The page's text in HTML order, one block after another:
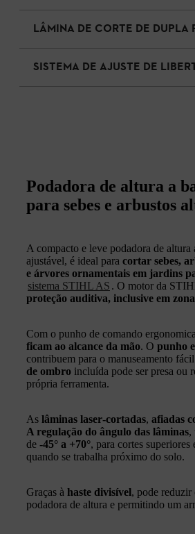
LÂMINA DE CORTE DE DUPLA
SISTEMA DE AJUSTE DE
Podadora de altura a
para sebes e arbustos
A compacto e leve podadora de
ajustável, é ideal para cortar sebes,
e árvores ornamentais em jardins
sistema STIHL AS . O motor da
proteção auditiva, inclusive em
Com o punho de comando
ficam ao alcance da mão. O punho
contribuem para o manuseamento
de ombro incluída pode ser presa ou
própria ferramenta.
As lâminas laser‑cortadas, afiadas
A regulação do ângulo das lâminas,
de -45° a +70°, para cortes superiores
quando se trabalha próximo do solo.
Graças à haste divisível, pode reduzir
podadora de altura e permitindo um